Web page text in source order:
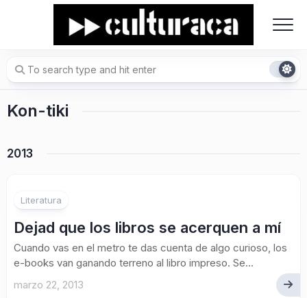
Kon-tiki
2013
Literatura
Dejad que los libros se acerquen a mí
Cuando vas en el metro te das cuenta de algo curioso, los
e-books van ganando terreno al libro impreso. Se...
marzo 22, 2013